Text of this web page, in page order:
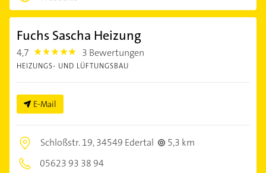
Fuchs Sascha Heizung
4,7 4.7000003 3 Bewertungen
HEIZUNGS- UND LÜFTUNGSBAU
E-Mail
Schloßstr. 19,34549 Edertal
5,3 km
05623 93 38 94